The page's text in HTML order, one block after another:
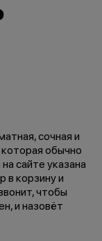
сочная и
обычно
сайте указана
в корзину и
чтобы
и назовёт